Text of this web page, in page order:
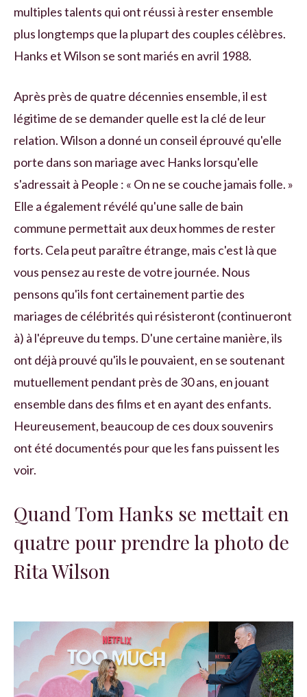
multiples talents qui ont réussi à rester ensemble
plus longtemps que la plupart des couples célèbres.
Hanks et Wilson se sont mariés en avril 1988.
Après près de quatre décennies ensemble, il est
légitime de se demander quelle est la clé de leur
relation. Wilson a donné un conseil éprouvé qu'elle
porte dans son mariage avec Hanks lorsqu'elle
s'adressait à People : « On ne se couche jamais folle. »
Elle a également révélé qu'une salle de bain
commune permettait aux deux hommes de rester
forts. Cela peut paraître étrange, mais c'est là que
vous pensez au reste de votre journée. Nous
pensons qu'ils font certainement partie des
mariages de célébrités qui résisteront (continueront
à) à l'épreuve du temps. D'une certaine manière, ils
ont déjà prouvé qu'ils le pouvaient, en se soutenant
mutuellement pendant près de 30 ans, en jouant
ensemble dans des films et en ayant des enfants.
Heureusement, beaucoup de ces doux souvenirs
ont été documentés pour que les fans puissent les
voir.
Quand Tom Hanks se mettait en
quatre pour prendre la photo de
Rita Wilson